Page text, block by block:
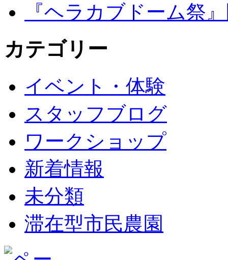
『ヘラカブドーム祭
カテゴリー
イベント・体験
スタッフブログ
ワークショップ
新着情報
未分類
滞在型市民農園